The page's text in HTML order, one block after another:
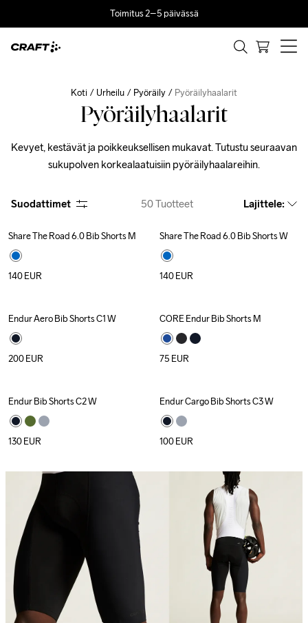
Toimitus 2–5 päivässä
Koti Urheilu Pyöräily Pyöräilyhaalarit
Pyöräilyhaalarit
Kevyet, kestävät ja poikkeuksellisen mukavat. Tutustu seuraavan
sukupolven korkealaatuisiin pyöräilyhaalareihin.
Suodattimet 50Tuotteet Lajittele:
Share The Road 6.0 Bib Shorts M
140EUR
Share The Road 6.0 Bib Shorts W
140EUR
Endur Aero Bib Shorts C1 W
200EUR
CORE Endur Bib Shorts M
75 EUR
Endur Bib Shorts C2 W
130EUR
Endur Cargo Bib Shorts C3 W
100EUR